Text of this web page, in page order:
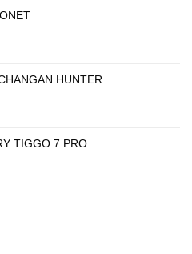
HUNTER
TIGGO 7 PRO